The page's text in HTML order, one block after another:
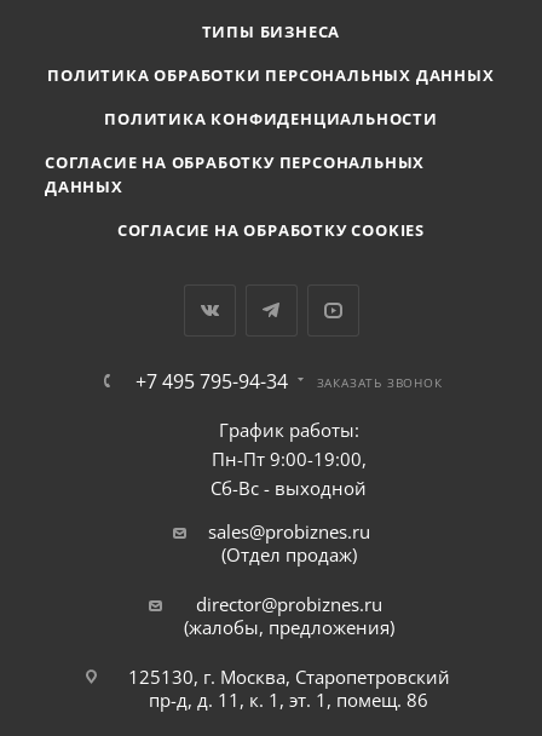
ТИПЫ БИЗНЕСА
ПОЛИТИКА ОБРАБОТКИ ПЕРСОНАЛЬНЫХ ДАННЫХ
ПОЛИТИКА КОНФИДЕНЦИАЛЬНОСТИ
СОГЛАСИЕ НА ОБРАБОТКУ ПЕРСОНАЛЬНЫХ
ДАННЫХ
СОГЛАСИЕ НА ОБРАБОТКУ COOKIES
+7 495 795-94-34 ЗАКАЗАТЬ ЗВОНОК
График работы:
Пн-Пт 9:00-19:00,
Сб-Вс - выходной
sales@probiznes.ru
(Отдел продаж)
director@probiznes.ru
(жалобы, предложения)
125130, г. Москва, Старопетровский
пр-д, д. 11, к. 1, эт. 1, помещ. 86